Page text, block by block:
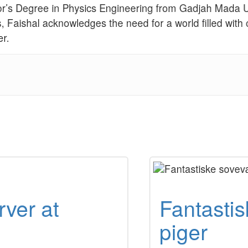
Degree in Physics Engineering from Gadjah
acknowledges the need for a world filled
at
piger